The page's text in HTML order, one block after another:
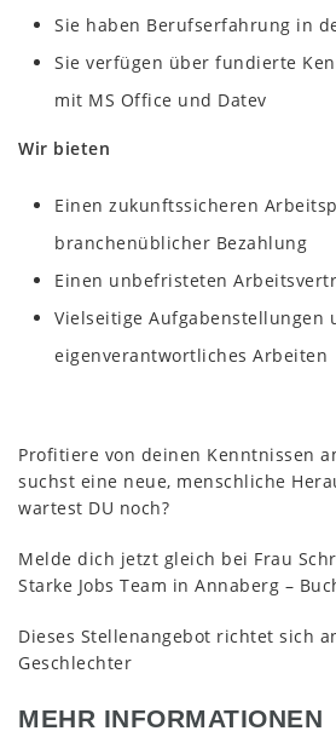
Sie haben Berufserfahrung in
Sie verfügen über fundierte
mit MS Office und Datev
Wir bieten
Einen zukunftssicheren
branchenüblicher Bezahlung
Einen unbefristeten
Vielseitige Aufgabenstellungen
eigenverantwortliches Arbeiten
Profitiere von deinen Kenntnissen
suchst eine neue, menschliche
wartest DU noch?
Melde dich jetzt gleich bei Frau
Starke Jobs Team in Annaberg –
Dieses Stellenangebot richtet sich
Geschlechter
MEHR INFORMATIONEN